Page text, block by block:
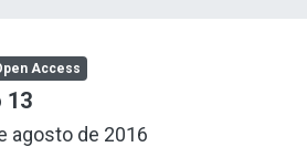
Access
13
agosto de 2016